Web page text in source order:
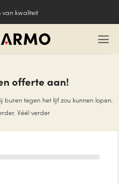
van kwaliteit
offerte aan!
tegen het lijf zou kunnen lopen.
Véél verder